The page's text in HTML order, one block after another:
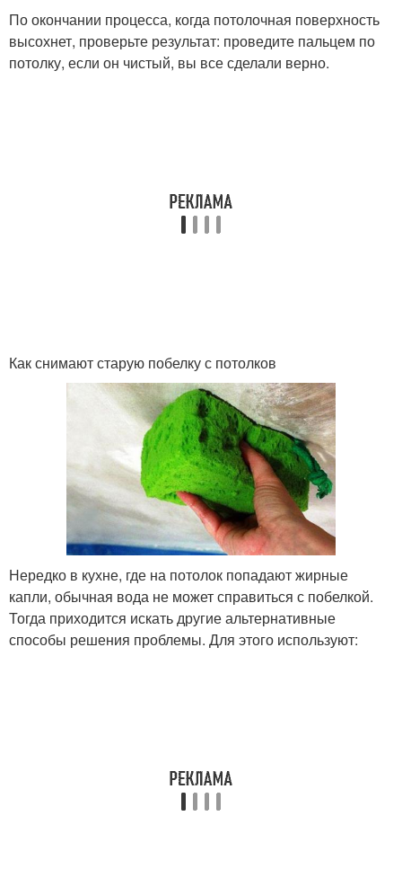
По окончании процесса, когда потолочная поверхность
высохнет, проверьте результат: проведите пальцем по
потолку, если он чистый, вы все сделали верно.
Как снимают старую побелку с потолков
Нередко в кухне, где на потолок попадают жирные
капли, обычная вода не может справиться с побелкой.
Тогда приходится искать другие альтернативные
способы решения проблемы. Для этого используют: